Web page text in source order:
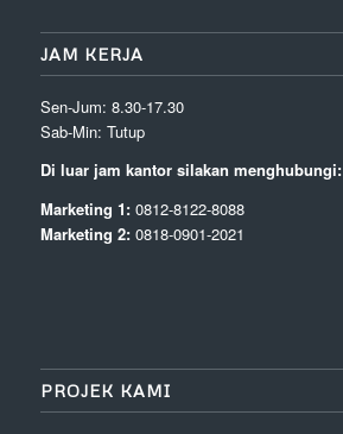
JAM KERJA
Sen-Jum: 8.30-17.30
Sab-Min: Tutup
Di luar jam kantor silakan menghubungi:
Marketing 1:0812-8122-8088
Marketing 2:0818-0901-2021
PROJEK KAMI